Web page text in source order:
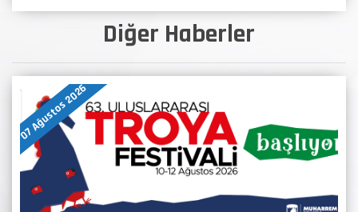
Diğer Haberler
07 Ağustos 2026